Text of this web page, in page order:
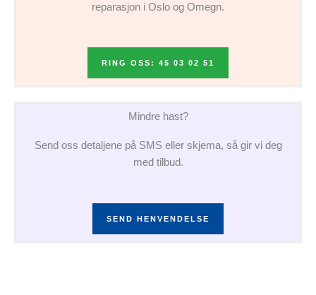
reparasjon i Oslo og Omegn.
RING OSS: 45 03 02 51
Mindre hast?
Send oss detaljene på SMS eller skjema, så gir vi deg
med tilbud.
SEND HENVENDELSE